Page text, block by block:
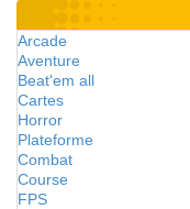
Arcade
Aventure
Beat'em all
Cartes
Horror
Plateforme
Combat
Course
FPS